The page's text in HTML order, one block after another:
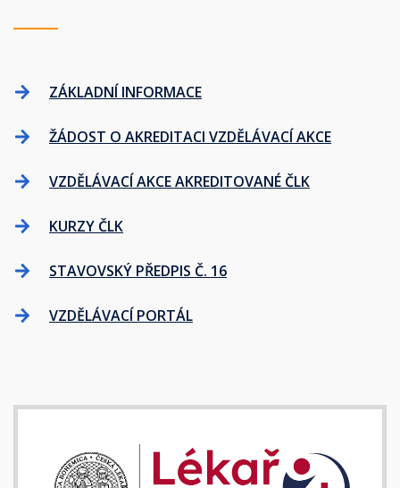
ZÁKLADNÍ INFORMACE
ŽÁDOST O AKREDITACI VZDĚLÁVACÍ AKCE
VZDĚLÁVACÍ AKCE AKREDITOVANÉ ČLK
KURZY ČLK
STAVOVSKÝ PŘEDPIS Č. 16
VZDĚLÁVACÍ PORTÁL